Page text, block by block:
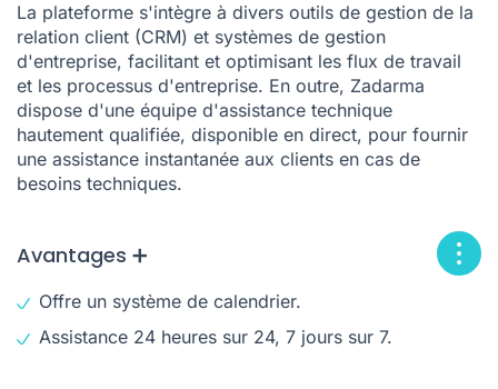
La plateforme s'intègre à divers outils de gestion de la
relation client (CRM) et systèmes de gestion
d'entreprise, facilitant et optimisant les flux de travail
et les processus d'entreprise. En outre, Zadarma
dispose d'une équipe d'assistance technique
hautement qualifiée, disponible en direct, pour fournir
une assistance instantanée aux clients en cas de
besoins techniques.
Avantages ➕
Offre un système de calendrier.
Assistance 24 heures sur 24, 7 jours sur 7.